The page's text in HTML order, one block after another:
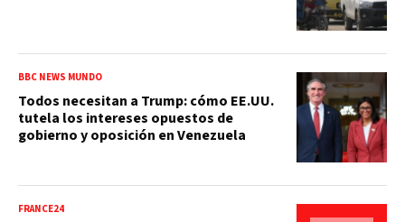
BBC NEWS MUNDO
Todos necesitan a Trump: cómo EE.UU.
tutela los intereses opuestos de
gobierno y oposición en Venezuela
FRANCE24